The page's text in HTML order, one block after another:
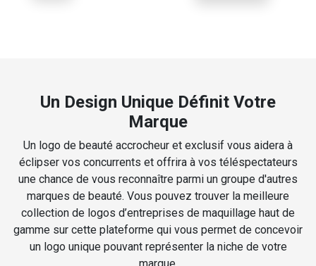
Un Design Unique Définit Votre
Marque
Un logo de beauté accrocheur et exclusif vous aidera à
éclipser vos concurrents et offrira à vos téléspectateurs
une chance de vous reconnaître parmi un groupe d'autres
marques de beauté. Vous pouvez trouver la meilleure
collection de logos d’entreprises de maquillage haut de
gamme sur cette plateforme qui vous permet de concevoir
un logo unique pouvant représenter la niche de votre